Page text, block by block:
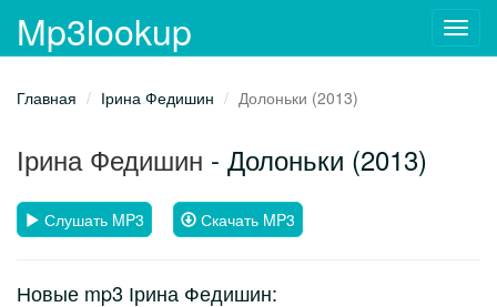
Mp3lookup
Главная Ірина Федишин Долоньки (2013)
Ірина Федишин - Долоньки (2013)
Слушать MP3 Скачать MP3
Новые mp3 Ірина Федишин: